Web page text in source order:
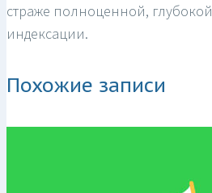
страже полноценной, глубокой
индексации.
Похожие записи